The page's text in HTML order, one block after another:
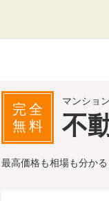
完全
無料
マンショ
不
最高価格も相場も分か